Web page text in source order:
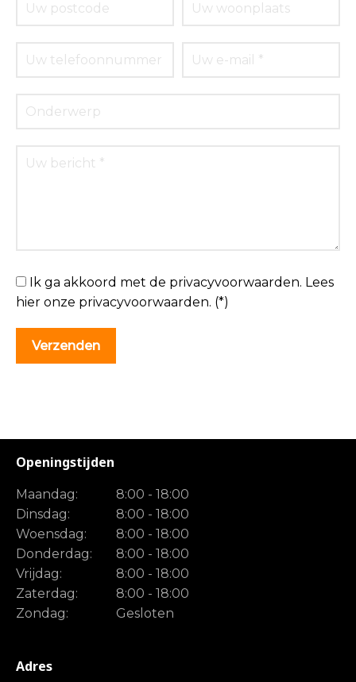
Ik ga akkoord met de privacyvoorwaarden. Lees
hier onze privacyvoorwaarden. (*)
Openingstijden
Maandag:
8:00 - 18:00
Dinsdag:
8:00 - 18:00
Woensdag:
8:00 - 18:00
Donderdag:
8:00 - 18:00
Vrijdag:
8:00 - 18:00
Zaterdag:
8:00 - 18:00
Zondag:
Gesloten
Adres